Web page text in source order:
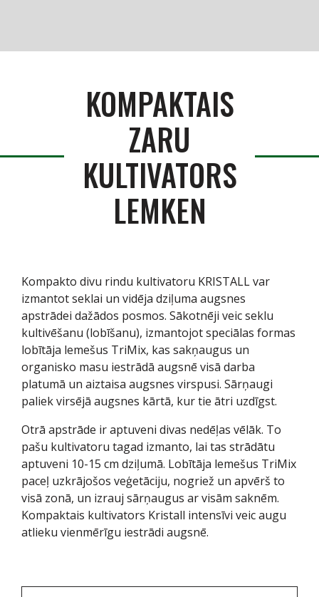
Vakances
KOMPAKTAIS
ZARU
KULTIVATORS
LEMKEN
Kompakto divu rindu kultivatoru KRISTALL var
izmantot seklai un vidēja dziļuma augsnes
apstrādei dažādos posmos. Sākotnēji veic seklu
kultivēšanu (lobīšanu), izmantojot speciālas formas
lobītāja lemešus TriMix, kas sakņaugus un
organisko masu iestrādā augsnē visā darba
platumā un aiztaisa augsnes virspusi. Sārņaugi
paliek virsējā augsnes kārtā, kur tie ātri uzdīgst.
Otrā apstrāde ir aptuveni divas nedēļas vēlāk. To
pašu kultivatoru tagad izmanto, lai tas strādātu
aptuveni 10-15 cm dziļumā. Lobītāja lemešus TriMix
paceļ uzkrājošos veģetāciju, nogriež un apvērš to
visā zonā, un izrauj sārņaugus ar visām saknēm.
Kompaktais kultivators Kristall intensīvi veic augu
atlieku vienmērīgu iestrādi augsnē.